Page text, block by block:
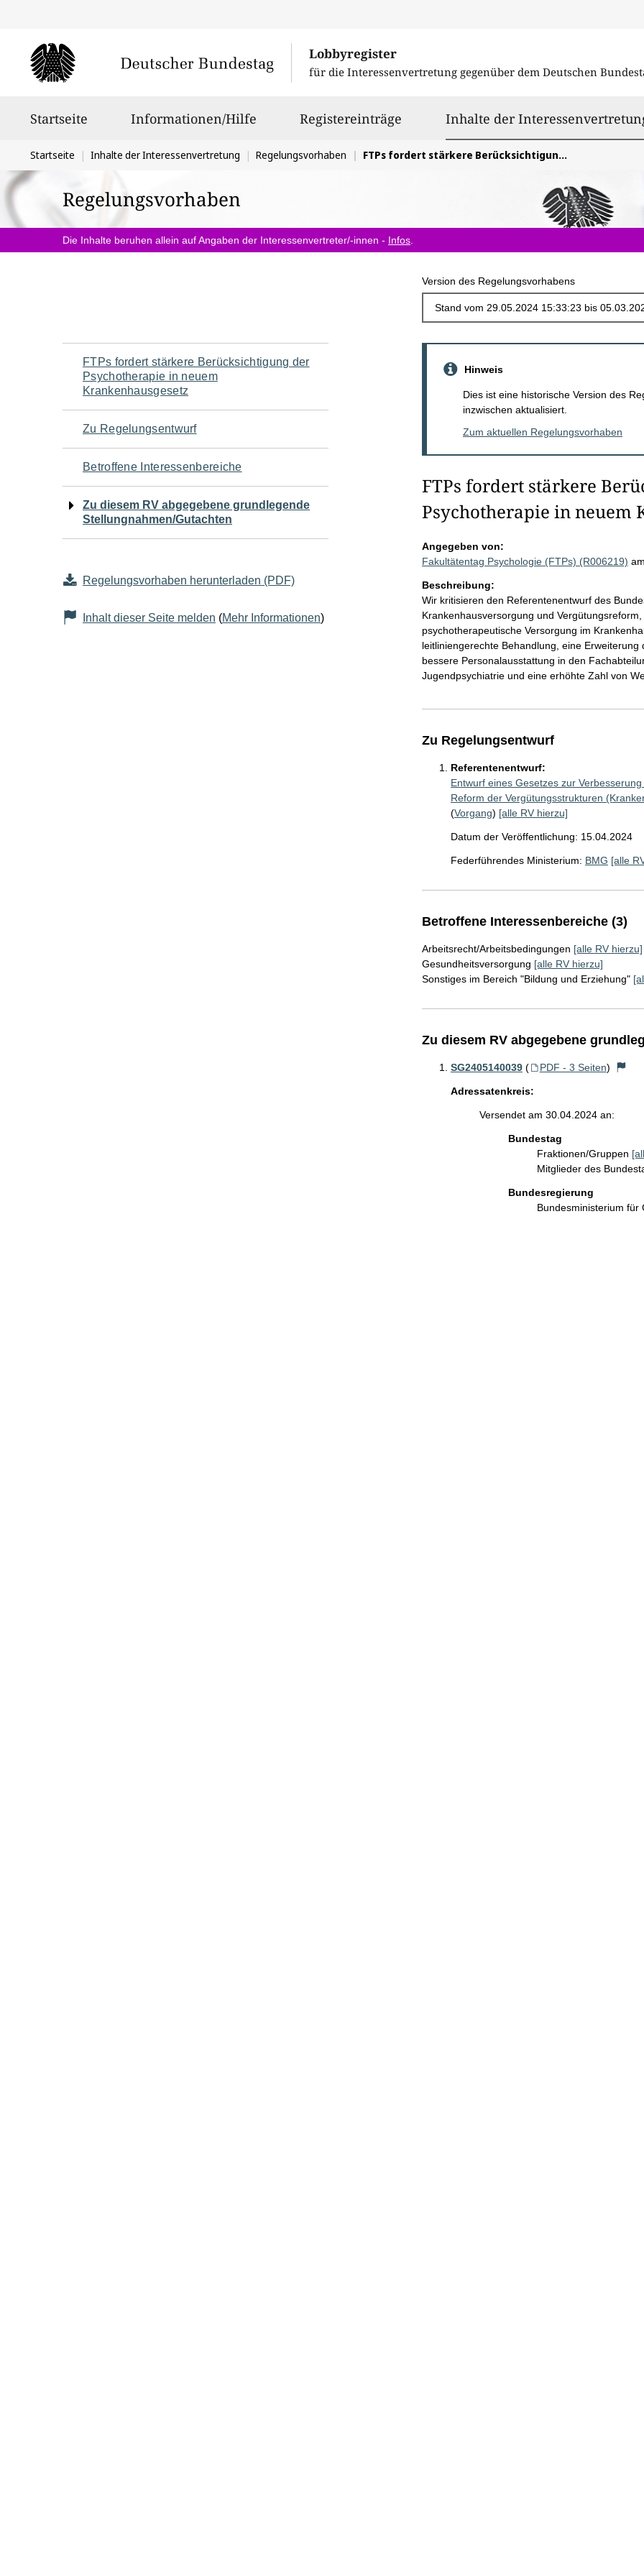
Lobbyregister
für die Interessenvertretung gegenüber dem Deutschen
Startseite Informationen/Hilfe Registereinträge Inhalte der
Sie
befinden
sich
hier:
Startseite Inhalte der Interessenvertretung Regelungsvorhaben FTPs fordert stärkere Berücksichtigung der Psychotherapie in neuem Krankenhausgesetz
Regelungsvorhaben
Die Inhalte beruhen allein auf Angaben der Interessenvertreter/-innen - Infos
Version des Regelungsvorhabens
Navigation
für
den
Seiteninhalt
FTPs fordert stärkere Berücksichtigung der
Psychotherapie in neuem
Krankenhausgesetz
Zu Regelungsentwurf
Betroffene Interessenbereiche
Zu diesem RV abgegebene grundlegende
Stellungnahmen/Gutachten
Regelungsvorhaben herunterladen (PDF)
Inhalt dieser Seite melden (Mehr Informationen)
Hinweis
Dies ist eine historische Version des
inzwischen aktualisiert.
Zum aktuellen Regelungsvorhaben
FTPs fordert stärkere
Psychotherapie in neuem
Angegeben von:
Fakultätentag Psychologie (FTPs) (R006219)
Beschreibung:
Wir kritisieren den Referentenentwurf des
Krankenhausversorgung und
psychotherapeutische Versorgung im
leitliniengerechte Behandlung, eine
bessere Personalausstattung in den
Jugendpsychiatrie und eine erhöhte Zahl von
Zu Regelungsentwurf
Referentenentwurf:
Entwurf eines Gesetzes zur
Reform der Vergütungsstrukturen
(Vorgang) [alle RV hierzu]
Datum der Veröffentlichung: 15.04.2024
Federführendes Ministerium: BMG [alle
Betroffene Interessenbereiche (3)
Arbeitsrecht/Arbeitsbedingungen [alle RV hierzu]
Gesundheitsversorgung [alle RV hierzu]
Sonstiges im Bereich "Bildung und Erziehung"
Zu diesem RV abgegebene
SG2405140039 ( PDF - 3 Seiten)
Adressatenkreis:
Versendet am 30.04.2024 an:
Bundestag
Fraktionen/Gruppen
Mitglieder des
Bundesregierung
Bundesministerium